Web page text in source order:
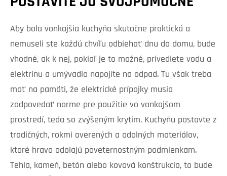
Aby bola vonkajšia kuchyňa skutočne praktická a
nemuseli ste každú chvíľu odbiehať dnu do domu, bude
vhodné, ak k nej, pokiaľ je to možné, privediete vodu a
elektrinu a umývadlo napojíte na odpad. Tu však treba
mať na pamäti, že elektrické prípojky musia
zodpovedať norme pre použitie vo vonkajšom
prostredí, teda so zvýšeným krytím. Kuchyňu postavte z
tradičných, rokmi overených a odolných materiálov,
ktoré hravo odolajú poveternostným podmienkam.
Tehla, kameň, betón alebo kovová konštrukcia, to bude